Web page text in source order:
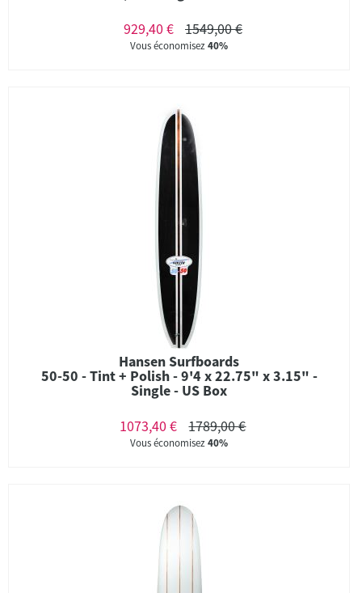
929,40 €
1549,00 €
Vous économisez40%
Hansen Surfboards
50-50 - Tint + Polish - 9'4 x 22.75" x 3.15" -
Single - US Box
1073,40 €
1789,00 €
Vous économisez40%